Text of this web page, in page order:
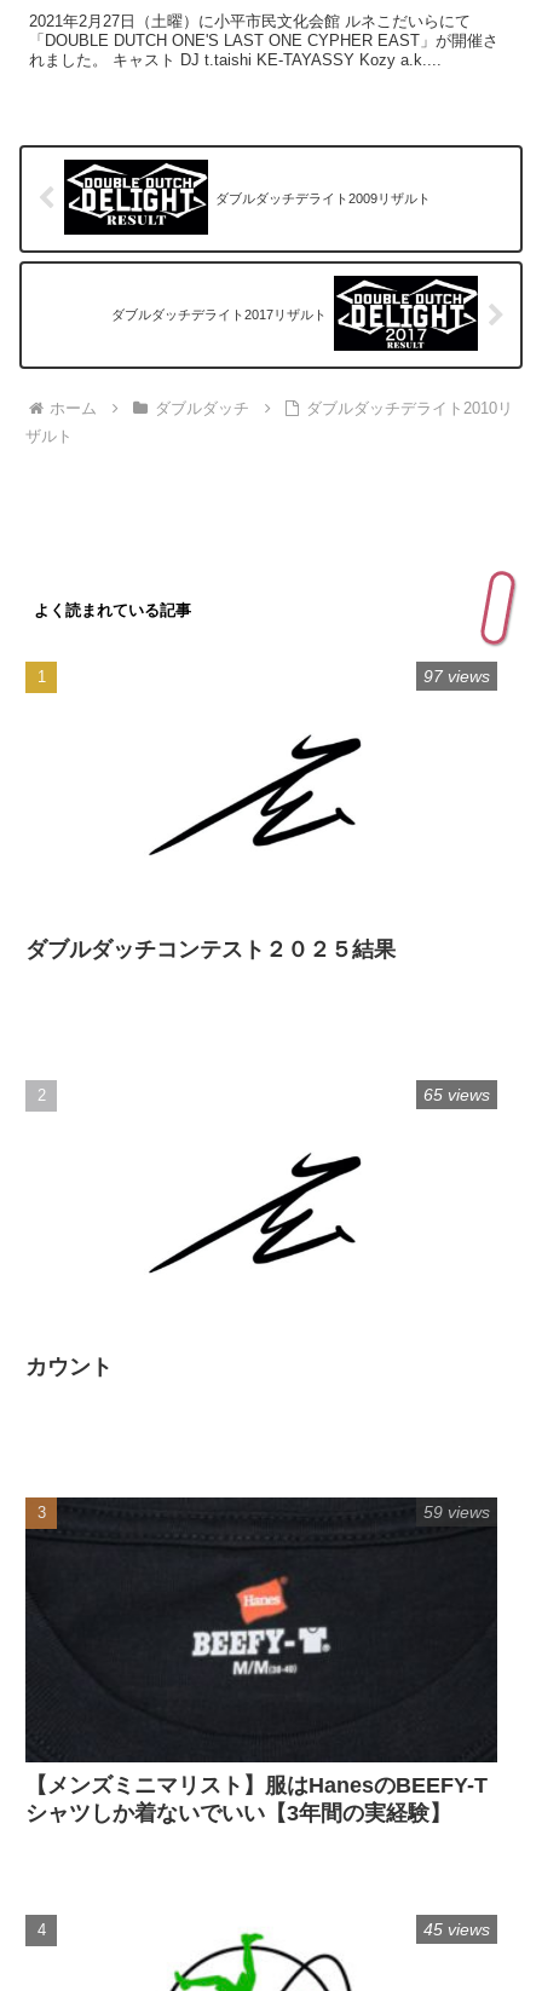
2021年2月27日（土曜）に小平市民文化会館 ルネこだいらにて
「DOUBLE DUTCH ONE'S LAST ONE CYPHER EAST」が開催さ
れました。 キャスト DJ t.taishi KE-TAYASSY Kozy a.k....
ダブルダッチデライト2009リザルト
ダブルダッチデライト2017リザルト
ホーム ダブルダッチ
ダブルダッチデライト2010リ
ザルト
よく読まれている記事
ダブルダッチコンテスト２０２５結果
97 views
カウント
65 views
【メンズミニマリスト】服はHanesのBEEFY-T
シャツしか着ないでいい【3年間の実経験】
59 views
45 views